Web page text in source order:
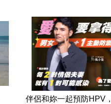
伴侶和妳一起預防HPV